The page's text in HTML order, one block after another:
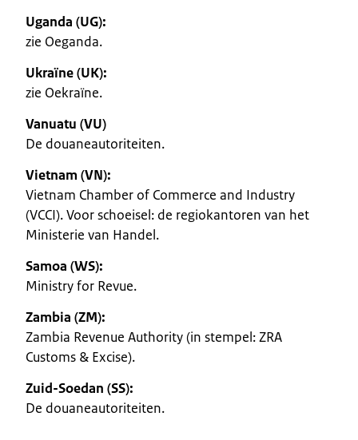
Uganda (UG):
zie Oeganda.
Ukraïne (UK):
zie Oekraïne.
Vanuatu (VU)
De douaneautoriteiten.
Vietnam (VN):
Vietnam Chamber of Commerce and Industry
(VCCI). Voor schoeisel: de regiokantoren van het
Ministerie van Handel.
Samoa (WS):
Ministry for Revue.
Zambia (ZM):
Zambia Revenue Authority (in stempel: ZRA
Customs & Excise).
Zuid-Soedan (SS):
De douaneautoriteiten.